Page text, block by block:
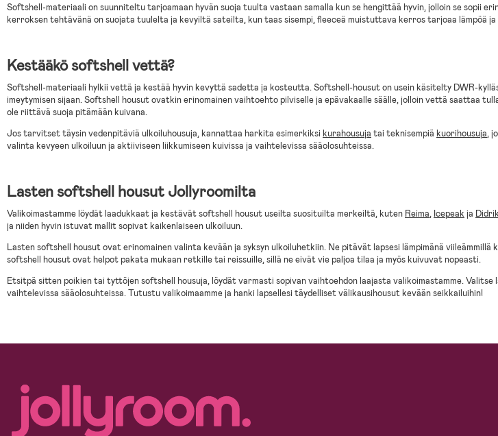
Softshell-materiaali on suunniteltu tarjoamaan hyvän suoja tuulta vastaan samalla kun se hengittää hyvin, jolloin se sopii
kerroksen tehtävänä on suojata tuulelta ja kevyiltä sateilta, kun taas sisempi, fleeceä muistuttava kerros tarjoaa lämpöä
Kestääkö softshell vettä?
Softshell-materiaali hylkii vettä ja kestää hyvin kevyttä sadetta ja kosteutta. Softshell-housut on usein käsitelty DWR-
imeytymisen sijaan. Softshell housut ovatkin erinomainen vaihtoehto pilviselle ja epävakaalle säälle, jolloin vettä saattaa
ole riittävä suoja pitämään kuivana.
Jos tarvitset täysin vedenpitäviä ulkoiluhousuja, kannattaa harkita esimerkiksi kurahousuja tai teknisempiä kuorihousuja,
valinta kevyeen ulkoiluun ja aktiiviseen liikkumiseen kuivissa ja vaihtelevissa sääolosuhteissa.
Lasten softshell housut Jollyroomilta
Valikoimastamme löydät laadukkaat ja kestävät softshell housut useilta suosituilta merkeiltä, kuten Reima, Icepeak ja
ja niiden hyvin istuvat mallit sopivat kaikenlaiseen ulkoiluun.
Lasten softshell housut ovat erinomainen valinta kevään ja syksyn ulkoiluhetkiin. Ne pitävät lapsesi lämpimänä
softshell housut ovat helpot pakata mukaan retkille tai reissuille, sillä ne eivät vie paljoa tilaa ja myös kuivuvat nopeasti.
Etsitpä sitten poikien tai tyttöjen softshell housuja, löydät varmasti sopivan vaihtoehdon laajasta valikoimastamme.
vaihtelevissa sääolosuhteissa. Tutustu valikoimaamme ja hanki lapsellesi täydelliset välikausihousut kevään seikkailuihin!